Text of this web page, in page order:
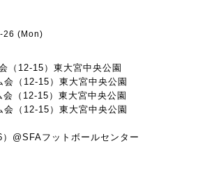
26 (Mon)
（12-15）東大宮中央公園
（12-15）東大宮中央公園
（12-15）東大宮中央公園
（12-15）東大宮中央公園
@SFAフットボールセンター